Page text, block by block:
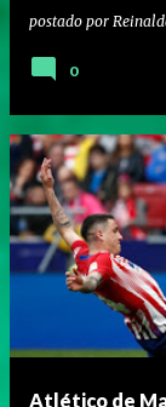
postado por
0
Atlético de